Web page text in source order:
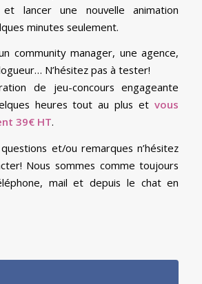
lancer une nouvelle animation
minutes seulement.
community manager, une agence,
N’hésitez pas à tester!
de jeu-concours engageante
heures tout au plus etvous
39€ HT.
et/ou remarques n’hésitez
Nous sommes comme toujours
mail et depuis le chat en